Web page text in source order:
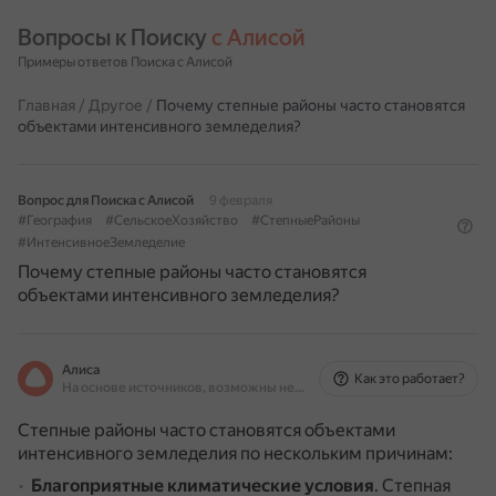
Вопросы к Поиску с Алисой
Примеры ответов Поиска с Алисой
Главная / Другое / Почему степные районы часто становятся
объектами интенсивного земледелия?
Вопрос для Поиска с Алисой
9 февраля
#География
#СельскоеХозяйство
#СтепныеРайоны
#ИнтенсивноеЗемледелие
Почему степные районы часто становятся
объектами интенсивного земледелия?
Алиса
На основе источников, возможны неточности
Как это работает?
Степные районы часто становятся объектами
интенсивного земледелия по нескольким причинам:
Благоприятные климатические условия. Степная